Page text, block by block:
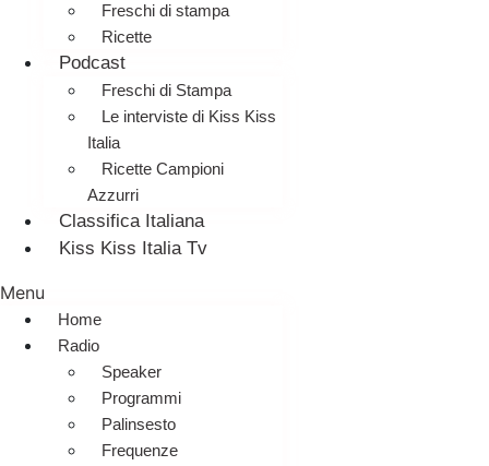
Freschi di stampa
Ricette
Podcast
Freschi di Stampa
Le interviste di Kiss Kiss
Italia
Ricette Campioni
Azzurri
Classifica Italiana
Kiss Kiss Italia Tv
Menu
Home
Radio
Speaker
Programmi
Palinsesto
Frequenze